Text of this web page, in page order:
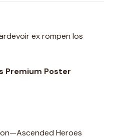
ex rompen los
Premium Poster
Heroes